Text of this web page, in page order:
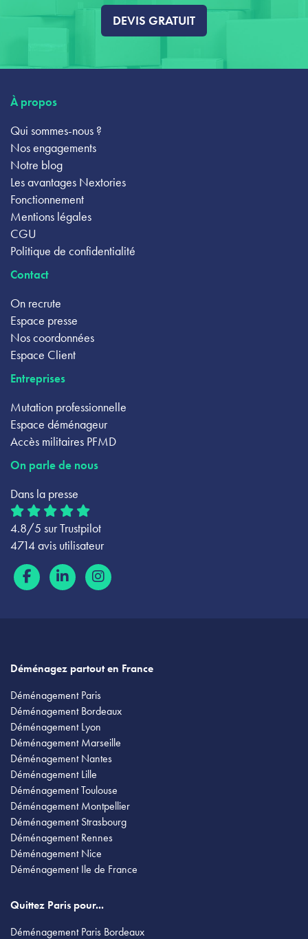
DEVIS GRATUIT
À propos
Qui sommes-nous ?
Nos engagements
Notre blog
Les avantages Nextories
Fonctionnement
Mentions légales
CGU
Politique de confidentialité
Contact
On recrute
Espace presse
Nos coordonnées
Espace Client
Entreprises
Mutation professionnelle
Espace déménageur
Accès militaires PFMD
On parle de nous
Dans la presse
4.8/5 sur Trustpilot
4714 avis utilisateur
Déménagez partout en France
Déménagement Paris
Déménagement Bordeaux
Déménagement Lyon
Déménagement Marseille
Déménagement Nantes
Déménagement Lille
Déménagement Toulouse
Déménagement Montpellier
Déménagement Strasbourg
Déménagement Rennes
Déménagement Nice
Déménagement Ile de France
Quittez Paris pour...
Déménagement Paris Bordeaux